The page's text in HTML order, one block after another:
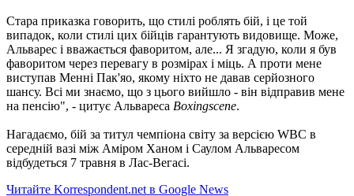
Стара приказка говорить, що стилі роблять бій, і це той
випадок, коли стилі цих бійців гарантують видовище. Може,
Альварес і вважається фаворитом, але... Я згадую, коли я був
фаворитом через перевагу в розмірах і міць. А проти мене
виступав Менні Пак'яо, якому ніхто не давав серйозного
шансу. Всі ми знаємо, що з цього вийшло - він відправив мене
на пенсію", - цитує Альвареса Boxingscene.
Нагадаємо, бій за титул чемпіона світу за версією WBC в
середній вазі між Аміром Ханом і Саулом Альваресом
відбудеться 7 травня в Лас-Вегасі.
Читайте Korrespondent.net в Google News